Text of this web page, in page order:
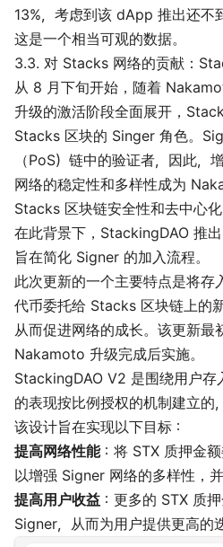
13%，考虑到该 dApp 推出还不
这是一个相当可观的数据。
3.3. 对 Stacks 网络的贡献：
从 8 月下旬开始，随着
升级的激活阶段全面展开，
Stacks 区块的 Singer 角色。
（PoS）链中的验证者，因此，
网络的稳定性和多样性成为
Stacks 区块链安全性和去中心化
在此背景下，StackingDAO 推
旨在简化 Signer 的加入流程。
此次更新的一个主要特点是将
代币委托给 Stacks 区块链上的
从而促进网络的成长。该更新最
Nakamoto 升级完成后实施。
StackingDAO V2 是围绕用户存
的表现按比例授权的机制建立的，
该设计旨在实现以下目标：
提高网络性能：将 STX 质押金
以增强 Signer 网络的多样性，
提高用户收益 ：更多的 STX 质
Signer，从而为用户提供更高的